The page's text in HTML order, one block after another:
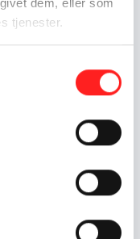
tjenester.
for til jeres